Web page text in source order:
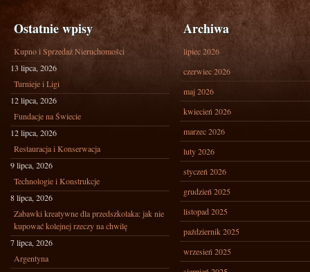
Ostatnie wpisy
Kupno i Sprzedaż Nieruchomości
13 lipca, 2026
Turnieje i Ligi
12 lipca, 2026
Fundacje na Świecie
12 lipca, 2026
Restauracja i Konserwacja
9 lipca, 2026
Technologie i Konstrukcje
8 lipca, 2026
Zabawki kreatywne dla przedszkolaka: jak nie
kupować kolejnej rzeczy na chwilę
7 lipca, 2026
Argentyna
Archiwa
lipiec 2026
czerwiec 2026
maj 2026
kwiecień 2026
marzec 2026
luty 2026
styczeń 2026
grudzień 2025
listopad 2025
październik 2025
wrzesień 2025